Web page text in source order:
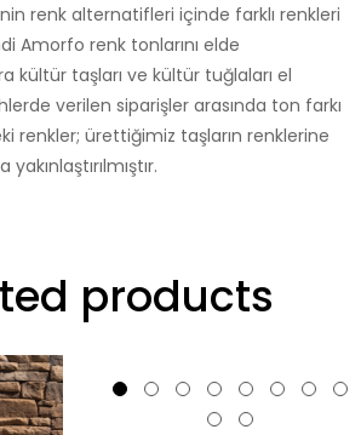
renk alternatifleri içinde farklı renkleri
Amorfo renk tonlarını elde
kültür taşları ve kültür tuğlaları el
verilen siparişler arasında ton farkı
renkler; ürettiğimiz taşların renklerine
products